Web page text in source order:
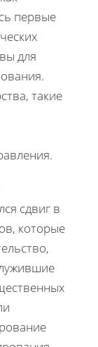
первые
для
такие
сдвиг в
которые